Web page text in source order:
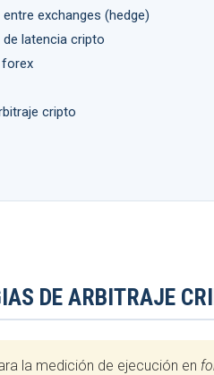
exchanges (hedge)
latencia cripto
forex
cripto
DE ARBITRAJE
la medición de ejecución en